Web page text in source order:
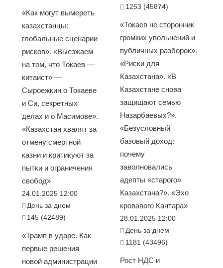
«Как могут вымереть
казахстанцы:
глобальные сценарии
рисков». «Выезжаем
на том, что Токаев —
китаист» —
Сыроежкин о Токаеве
и Си, секретных
делах и о Масимове».
«Казахстан хвалят за
отмену смертной
казни и критикуют за
пытки и ограничения
свобод»
24.01.2025 12:00
День за днем
145 (42489)
«Трамп в ударе. Как
первые решения
новой администрации
1253 (45874)
«Токаев не сторонник
громких увольнений и
публичных разборок».
«Риски для
Казахстана». «В
Казахстане снова
защищают семью
Назарбаевых?».
«Безусловный
базовый доход:
почему
заволновались
адепты «старого»
Казахстана?». «Эхо
кровавого Кантара»
28.01.2025 12:00
День за днем
1181 (43496)
Рост НДС и